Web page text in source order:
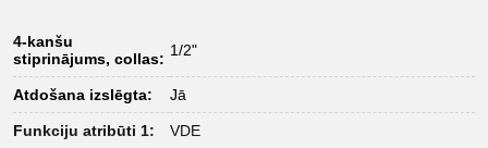
4-kanšu
stiprinājums, collas: 1/2"
Atdošana izslēgta: Jā
Funkciju atribūti 1: VDE